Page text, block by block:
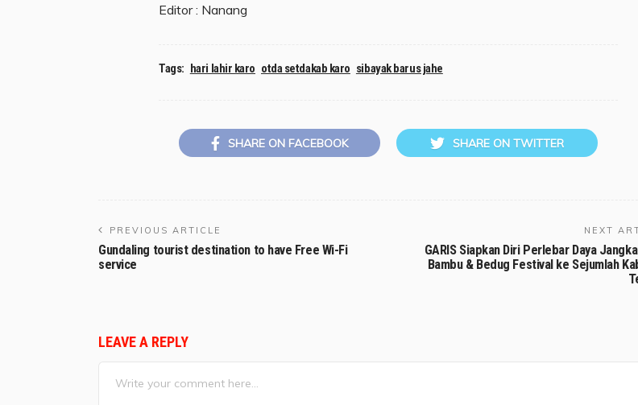
Editor : Nanang
Tags: hari lahir karo otda setdakab karo sibayak barus jahe
SHARE ON FACEBOOK SHARE ON TWITTER
PREVIOUS ARTICLE
Gundaling tourist destination to have Free Wi-Fi
service
NEXT
GARIS Siapkan Diri Perlebar Daya
Bambu & Bedug Festival ke Sejumlah
LEAVE A REPLY